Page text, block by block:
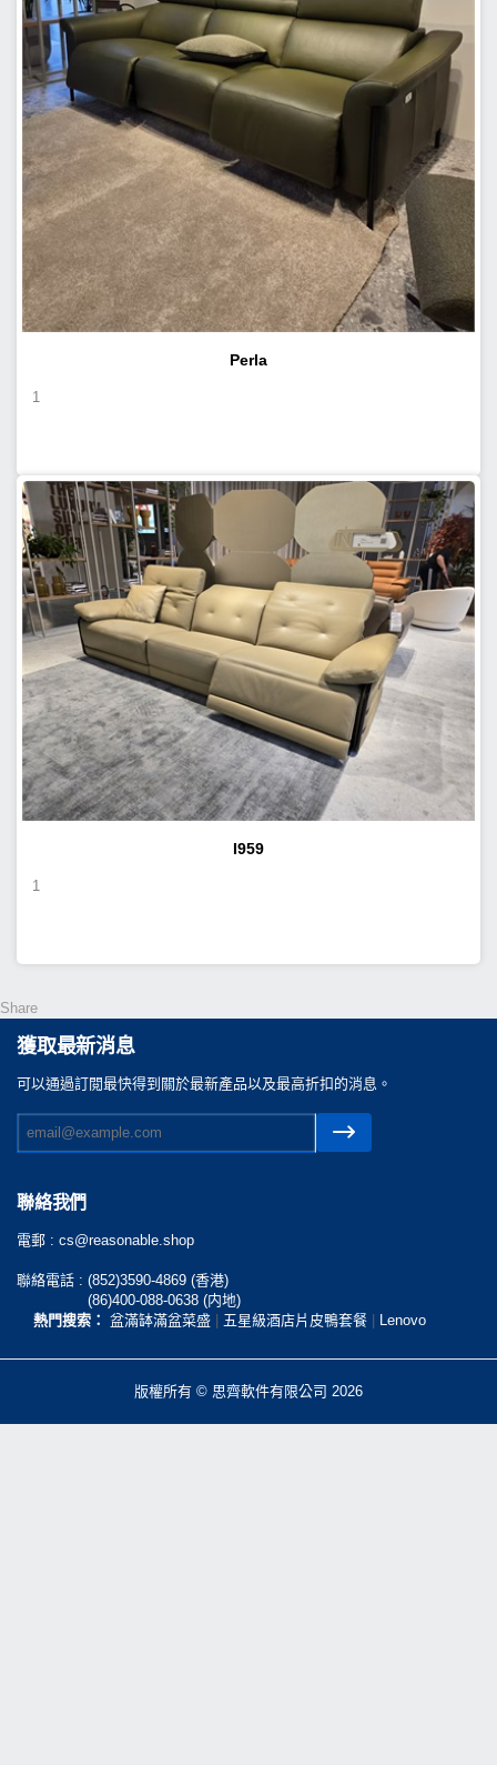
Perla
1
I959
1
Share
獲取最新消息
可以通過訂閲最快得到關於最新產品以及最高折扣的消息。
聯絡我們
電郵 : cs@reasonable.shop
聯絡電話 : (852)3590-4869 (香港)
(86)400-088-0638 (内地)
熱門搜索： 盆滿缽滿盆菜盛 五星級酒店片皮鴨套餐 Lenovo
版權所有 © 思齊軟件有限公司 2026